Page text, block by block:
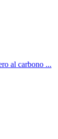
al carbono ...